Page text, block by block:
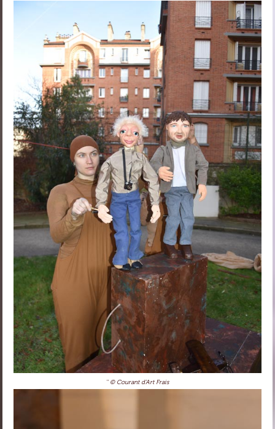
'' © Courant d'Art Frais